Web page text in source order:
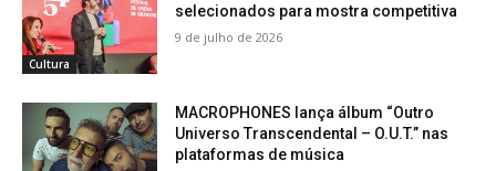
Cultura
selecionados para mostra competitiva
9 de julho de 2026
MACROPHONES lança álbum “Outro
Universo Transcendental – O.U.T.” nas
plataformas de música